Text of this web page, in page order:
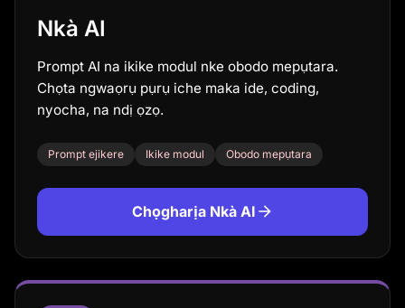
Nkà AI
Prompt AI na ikike modul nke obodo mepụtara.
Chọta ngwaọrụ pụrụ iche maka ide, coding,
nyocha, na ndị ọzọ.
Prompt ejikere Ikike modul Obodo mepụtara
Chọgharịa Nkà AI